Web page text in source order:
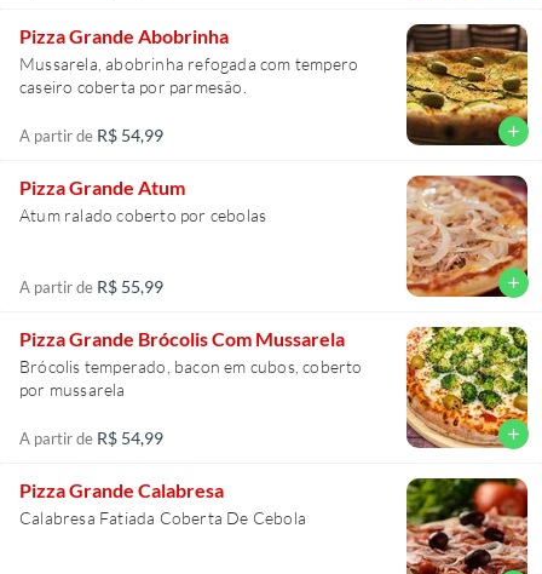
Pizza Grande Abobrinha
Mussarela, abobrinha refogada com tempero
caseiro coberta por parmesão.
A partir de R$ 54,99 add
Pizza Grande Atum
Atum ralado coberto por cebolas
A partir de R$ 55,99 add
Pizza Grande Brócolis Com Mussarela
Brócolis temperado, bacon em cubos, coberto
por mussarela
A partir de R$ 54,99 add
Pizza Grande Calabresa
Calabresa Fatiada Coberta De Cebola